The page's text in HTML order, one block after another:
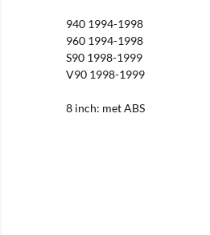
940 1994-1998
960 1994-1998
S90 1998-1999
V90 1998-1999
8 inch: met ABS